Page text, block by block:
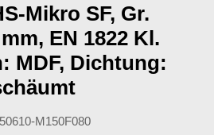
Mikro SF, Gr.
EN 1822 Kl.
MDF, Dichtung:
M150F080